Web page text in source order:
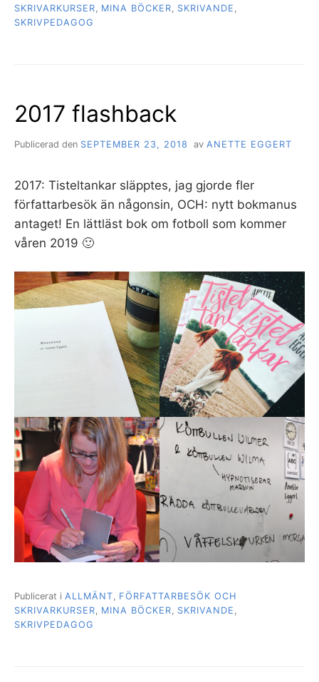
SKRIVARKURSER, MINA BÖCKER, SKRIVANDE ,
SKRIVPEDAGOG
2017 flashback
Publicerad den SEPTEMBER 23, 2018 av ANETTE EGGERT
2017: Tisteltankar släpptes, jag gjorde fler
författarbesök än någonsin, OCH: nytt bokmanus
antaget! En lättläst bok om fotboll som kommer
våren 2019 🙂
Publicerat i ALLMÄNT, FÖRFATTARBESÖK OCH
SKRIVARKURSER, MINA BÖCKER, SKRIVANDE ,
SKRIVPEDAGOG